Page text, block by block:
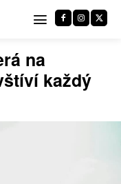
na
každý